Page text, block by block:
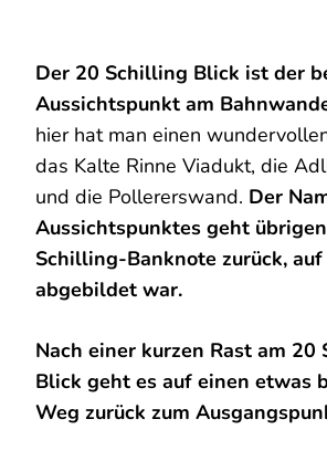
Der 20 Schilling Blick ist der
Aussichtspunkt am
hier hat man einen
das Kalte Rinne Viadukt, die
und die Pollererswand. Der
Aussichtspunktes geht
Schilling-Banknote zurück,
abgebildet war.
Nach einer kurzen Rast am 20
Blick geht es auf einen etwas
Weg zurück zum